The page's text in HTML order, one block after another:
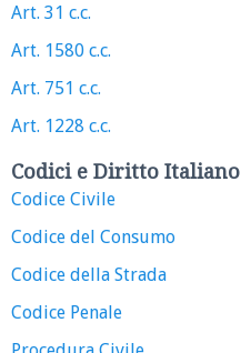
Art. 31 c.c.
Art. 1580 c.c.
Art. 751 c.c.
Art. 1228 c.c.
Codici e Diritto Italiano
Codice Civile
Codice del Consumo
Codice della Strada
Codice Penale